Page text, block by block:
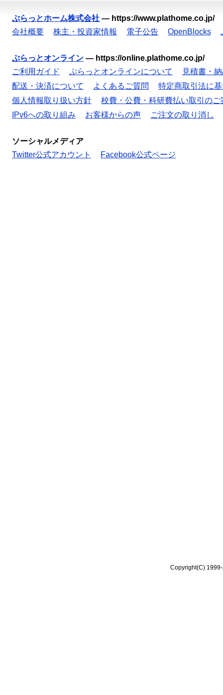
ぷらっとホーム株式会社 — https://www.plathome.co.jp/
会社概要
株主・投資家情報 電子公告 OpenBlocks
ぷらっとオンライン — https://online.plathome.co.jp/
ご利用ガイド
ぷらっとオンラインについて
見積書・
配送・決済について
よくあるご質問
特定商取引法に
個人情報取り扱い方針
校費・公費・科研費払い取引のご
IPv6への取り組み
お客様からの声 ご注文の取り消し
ソーシャルメディア
Twitter公式アカウント
Facebook公式ページ
Copyright(C)